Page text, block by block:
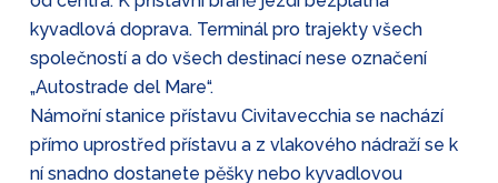
kyvadlová doprava. Terminál pro trajekty všech
společností a do všech destinací nese označení
„Autostrade del Mare“.
Námořní stanice přístavu Civitavecchia se nachází
přímo uprostřed přístavu a z vlakového nádraží se k
ní snadno dostanete pěšky nebo kyvadlovou